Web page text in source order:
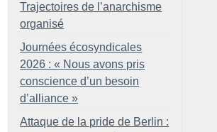
Trajectoires de l’anarchisme
organisé
Journées écosyndicales
2026 : « Nous avons pris
conscience d’un besoin
d’alliance »
Attaque de la pride de Berlin :